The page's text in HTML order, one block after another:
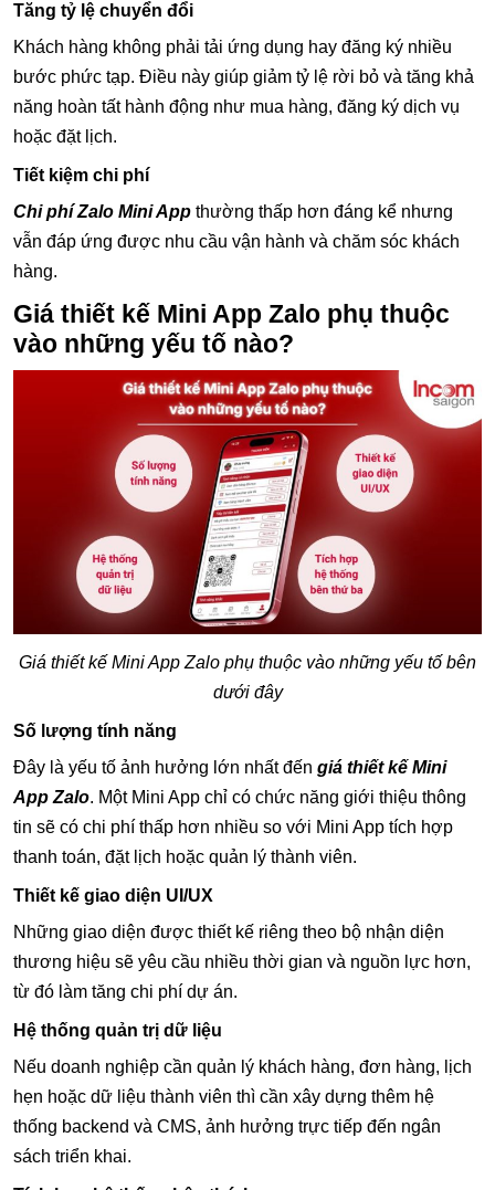
Tăng tỷ lệ chuyển đổi
Khách hàng không phải tải ứng dụng hay đăng ký nhiều
bước phức tạp. Điều này giúp giảm tỷ lệ rời bỏ và tăng khả
năng hoàn tất hành động như mua hàng, đăng ký dịch vụ
hoặc đặt lịch.
Tiết kiệm chi phí
Chi phí Zalo Mini App thường thấp hơn đáng kể nhưng
vẫn đáp ứng được nhu cầu vận hành và chăm sóc khách
hàng.
Giá thiết kế Mini App Zalo phụ thuộc
vào những yếu tố nào?
Giá thiết kế Mini App Zalo phụ thuộc vào những yếu tố bên
dưới đây
Số lượng tính năng
Đây là yếu tố ảnh hưởng lớn nhất đến giá thiết kế Mini
App Zalo. Một Mini App chỉ có chức năng giới thiệu thông
tin sẽ có chi phí thấp hơn nhiều so với Mini App tích hợp
thanh toán, đặt lịch hoặc quản lý thành viên.
Thiết kế giao diện UI/UX
Những giao diện được thiết kế riêng theo bộ nhận diện
thương hiệu sẽ yêu cầu nhiều thời gian và nguồn lực hơn,
từ đó làm tăng chi phí dự án.
Hệ thống quản trị dữ liệu
Nếu doanh nghiệp cần quản lý khách hàng, đơn hàng, lịch
hẹn hoặc dữ liệu thành viên thì cần xây dựng thêm hệ
thống backend và CMS, ảnh hưởng trực tiếp đến ngân
sách triển khai.